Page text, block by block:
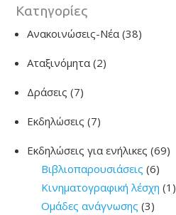
Kατηγορίες
Ανακοινώσεις-Νέα (38)
Αταξινόμητα (2)
Δράσεις (7)
Εκδηλώσεις (7)
Εκδηλώσεις για ενήλικες (69)
Βιβλιοπαρουσιάσεις (6)
Κινηματογραφική λέσχη (1)
Ομάδες ανάγνωσης (3)